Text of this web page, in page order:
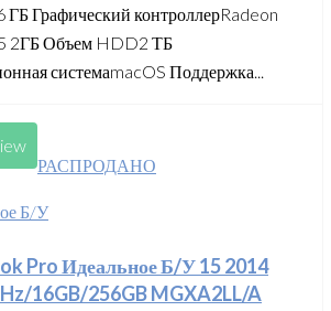
ГБ Графический контроллерRadeon
2ГБ Объем HDD2 ТБ
системаmacOS Поддержка...
РАСПРОДАНО
Б/У
Pro Идеальное Б/У 15 2014
16GB/256GB MGXA2LL/A